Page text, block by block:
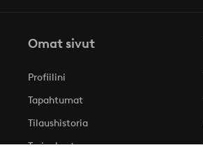
Omat sivut
Profiilini
Tapahtumat
Tilaushistoria
Tarjoukset